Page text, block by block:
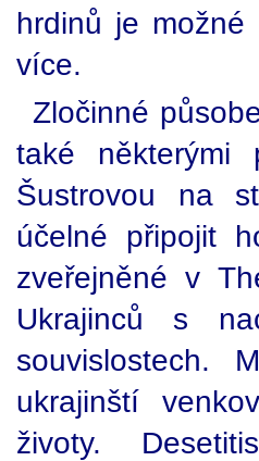
hrdinů je
více.
Zločinné
také některými
Šustrovou na
účelné připojit
zveřejněné v
Ukrajinců s
souvislostech.
ukrajinští
životy.